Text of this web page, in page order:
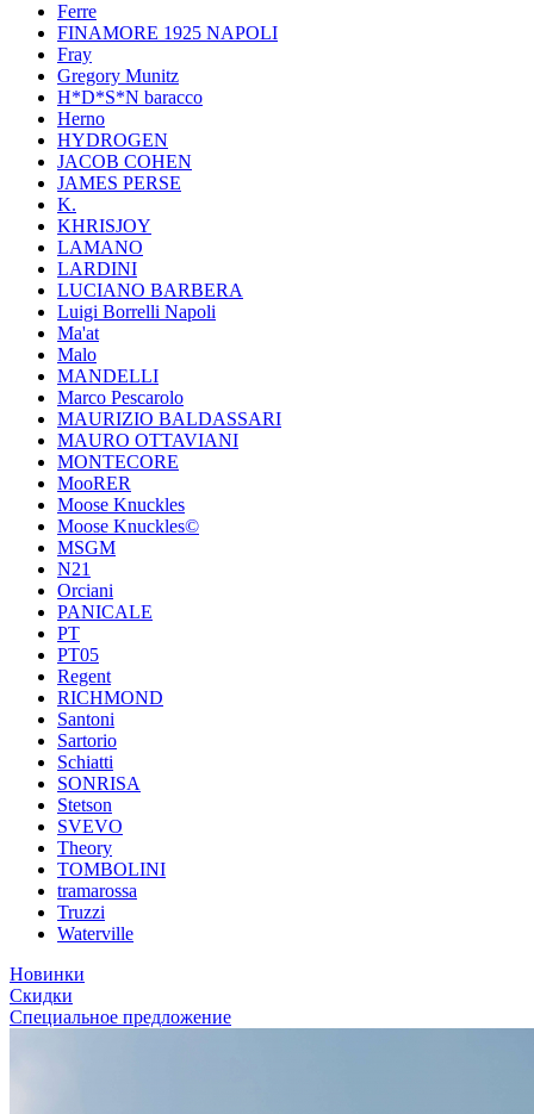
Ferre
FINAMORE 1925 NAPOLI
Fray
Gregory Munitz
H*D*S*N baracco
Herno
HYDROGEN
JACOB COHEN
JAMES PERSE
K.
KHRISJOY
LAMANO
LARDINI
LUCIANO BARBERA
Luigi Borrelli Napoli
Ma'at
Malo
MANDELLI
Marco Pescarolo
MAURIZIO BALDASSARI
MAURO OTTAVIANI
MONTECORE
MooRER
Moose Knuckles
Moose Knuckles©️
MSGM
N21
Orciani
PANICALE
PT
PT05
Regent
RICHMOND
Santoni
Sartorio
Schiatti
SONRISA
Stetson
SVEVO
Theory
TOMBOLINI
tramarossa
Truzzi
Waterville
Новинки
Скидки
Специальное предложение